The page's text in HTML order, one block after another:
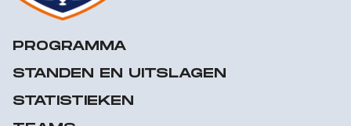
PROGRAMMA
STANDEN EN UITSLAGEN
STATISTIEKEN